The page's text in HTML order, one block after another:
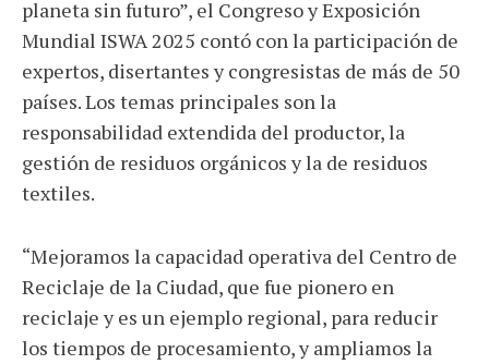
planeta sin futuro”, el Congreso y Exposición
Mundial ISWA 2025 contó con la participación de
expertos, disertantes y congresistas de más de 50
países. Los temas principales son la
responsabilidad extendida del productor, la
gestión de residuos orgánicos y la de residuos
textiles.
“Mejoramos la capacidad operativa del Centro de
Reciclaje de la Ciudad, que fue pionero en
reciclaje y es un ejemplo regional, para reducir
los tiempos de procesamiento, y ampliamos la